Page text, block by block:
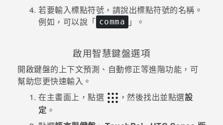
若要輸入標點符號，請說出標點符號的名稱。
例如，可以說「 comma 」。
啟用智慧鍵盤選項
開啟鍵盤的上下文預測、自動修正等進階功能，可
幫助您更快速輸入。
在主畫面上，點選 ，然後找出並點選設
定 。